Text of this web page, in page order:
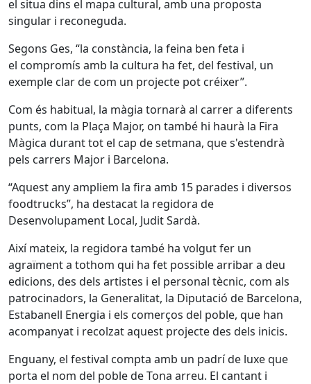
el situa dins el mapa cultural, amb una proposta
singular i reconeguda.
Segons Ges, “la constància, la feina ben feta i
el compromís amb la cultura ha fet, del festival, un
exemple clar de com un projecte pot créixer”.
Com és habitual, la màgia tornarà al carrer a diferents
punts, com la Plaça Major, on també hi haurà la Fira
Màgica durant tot el cap de setmana, que s'estendrà
pels carrers Major i Barcelona.
“Aquest any ampliem la fira amb 15 parades i diversos
foodtrucks”, ha destacat la regidora de
Desenvolupament Local, Judit Sardà.
Així mateix, la regidora també ha volgut fer un
agraïment a tothom qui ha fet possible arribar a deu
edicions, des dels artistes i el personal tècnic, com als
patrocinadors, la Generalitat, la Diputació de Barcelona,
Estabanell Energia i els comerços del poble, que han
acompanyat i recolzat aquest projecte des dels inicis.
Enguany, el festival compta amb un padrí de luxe que
porta el nom del poble de Tona arreu. El cantant i